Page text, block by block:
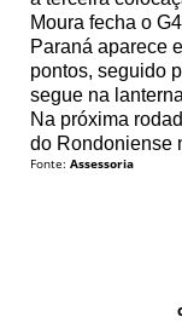
Moura fecha o
Paraná aparece
pontos, seguido
segue na
Na próxima
do Rondoniense
Fonte: Assessoria